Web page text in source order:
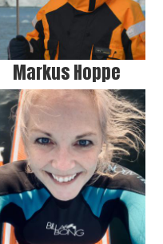
Markus Hoppe